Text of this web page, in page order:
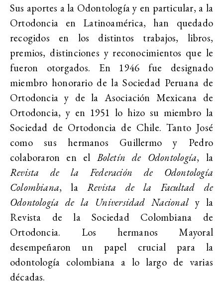
Sus aportes a la Odontología y en particular, a la
Ortodoncia en Latinoamérica, han quedado
recogidos en los distintos trabajos, libros,
premios, distinciones y reconocimientos que le
fueron otorgados. En 1946 fue designado
miembro honorario de la Sociedad Peruana de
Ortodoncia y de la Asociación Mexicana de
Ortodoncia, y en 1951 lo hizo su miembro la
Sociedad de Ortodoncia de Chile. Tanto José
como sus hermanos Guillermo y Pedro
colaboraron en elBoletín de Odontología, la
Revista de la Federación de Odontología
Colombiana, laRevista de la Facultad de
Odontología de la Universidad Nacionaly la
Revista de la Sociedad Colombiana de
Ortodoncia. Los hermanos Mayoral
desempeñaron un papel crucial para la
odontología colombiana a lo largo de varias
décadas.